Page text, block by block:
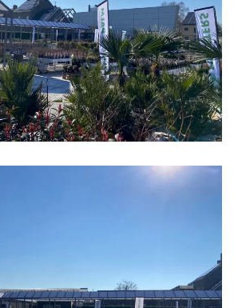
klik voor slideshow
klik voor slideshow